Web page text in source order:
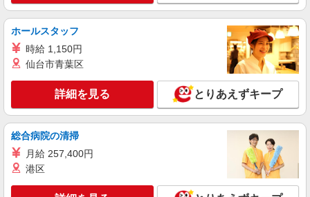
＜炭焼牛たん東山 イオンモール白山店＞
石川県白山市横江町5001 イオンモール白山店1F
キープ 詳細を見る
ホールスタッフ
時給 1,150円
仙台市青葉区
詳細を見る とりあえずキープ
総合病院の清掃
月給 257,400円
港区